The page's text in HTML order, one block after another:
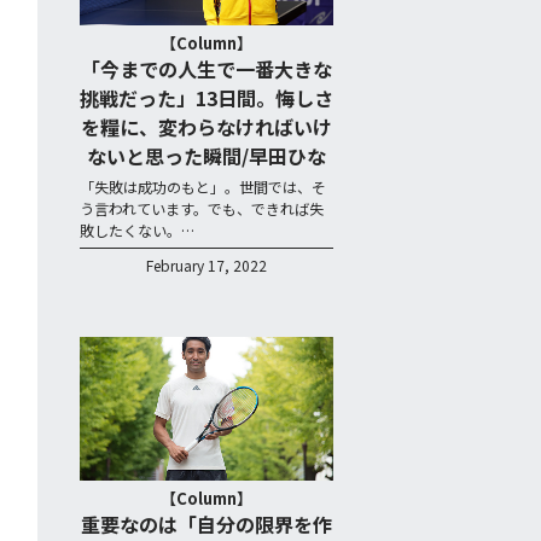
【Column】
「今までの人生で一番大きな
挑戦だった」13日間。悔しさ
を糧に、変わらなければいけ
ないと思った瞬間/早田ひな
「失敗は成功のもと」。世間では、そ
う言われています。でも、できれば失
敗したくない。…
February 17, 2022
【Column】
重要なのは「自分の限界を作